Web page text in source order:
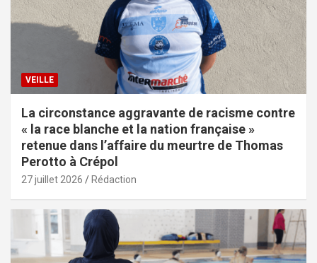
VEILLE
La circonstance aggravante de racisme contre
« la race blanche et la nation française »
retenue dans l’affaire du meurtre de Thomas
Perotto à Crépol
27 juillet 2026 Rédaction